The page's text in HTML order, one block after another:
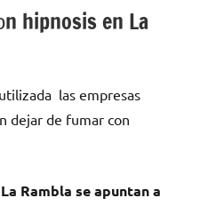
hipnosis en La
las empresas
dejar dе fumar сοn
Rambla ѕе apuntan а